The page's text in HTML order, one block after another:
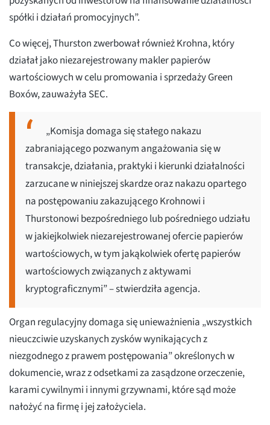
spółki i działań promocyjnych”.
Co więcej, Thurston zwerbował również Krohna, który
działał jako niezarejestrowany makler papierów
wartościowych w celu promowania i sprzedaży Green
Boxów, zauważyła SEC.
„Komisja domaga się stałego nakazu
zabraniającego pozwanym angażowania się w
transakcje, działania, praktyki i kierunki działalności
zarzucane w niniejszej skardze oraz nakazu opartego
na postępowaniu zakazującego Krohnowi i
Thurstonowi bezpośredniego lub pośredniego udziału
w jakiejkolwiek niezarejestrowanej ofercie papierów
wartościowych, w tym jakąkolwiek ofertę papierów
wartościowych związanych z aktywami
kryptograficznymi” – stwierdziła agencja.
Organ regulacyjny domaga się unieważnienia „wszystkich
nieuczciwie uzyskanych zysków wynikających z
niezgodnego z prawem postępowania” określonych w
dokumencie, wraz z odsetkami za zasądzone orzeczenie,
karami cywilnymi i innymi grzywnami, które sąd może
nałożyć na firmę i jej założyciela.